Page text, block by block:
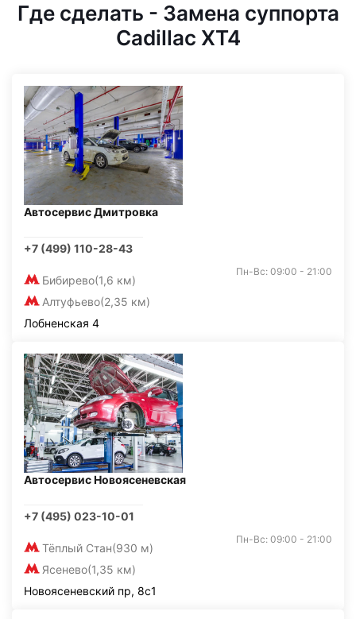
Где сделать - Замена суппорта
Cadillac XT4
Автосервис Дмитровка
+7 (499) 110-28-43
Бибирево(1,6 км)
Алтуфьево(2,35 км)
Пн-Вс: 09:00 - 21:00
Лобненская 4
Автосервис Новоясеневская
+7 (495) 023-10-01
Тёплый Стан(930 м)
Ясенево(1,35 км)
Пн-Вс: 09:00 - 21:00
Новоясеневский пр, 8с1